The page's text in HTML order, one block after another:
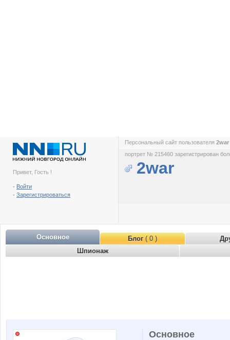
Привет, Гость !
- Войти
- Зарегистрироваться
Персональный сайт пользователя 2war
портрет № 215460 зарегистрирован
2war
Основное Блог( 0 )
Шпионаж
Основное